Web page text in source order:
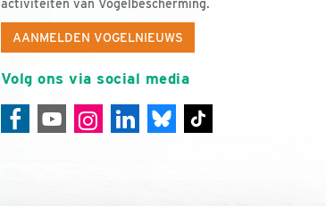
activiteiten van Vogelbescherming.
AANMELDEN VOGELNIEUWS
Volg ons via social media